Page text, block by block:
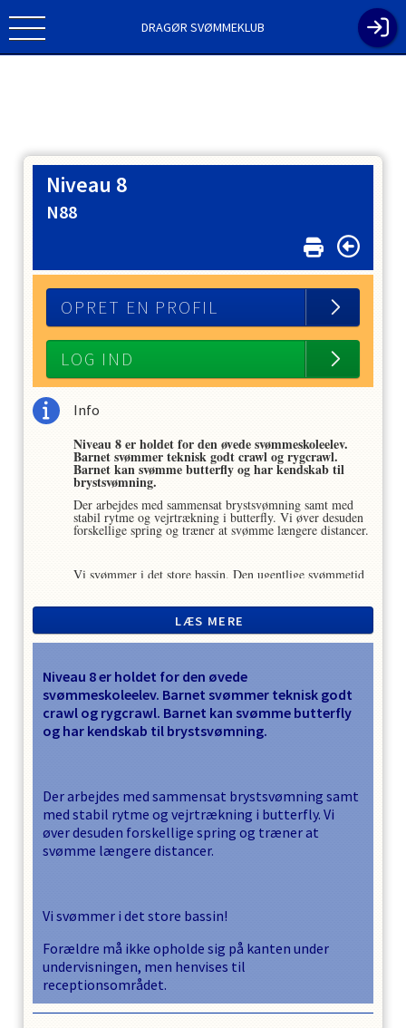
DRAGØR SVØMMEKLUB
Niveau 8
N88
OPRET EN PROFIL
LOG IND
Info
Niveau 8 er holdet for den øvede svømmeskoleelev.
Barnet svømmer teknisk godt crawl og rygcrawl.
Barnet kan svømme butterfly og har kendskab til
brystsvømning.
Der arbejdes med sammensat brystsvømning samt med
stabil rytme og vejrtrækning i butterfly. Vi øver desuden
forskellige spring og træner at svømme længere distancer.
Vi svømmer i det store bassin. Den ugentlige svømmetid
Forældre må ikke opholde sig på kanten under
undervisningen, men henvises til receptionsområdet.
LÆS MERE
Niveau 8 er holdet for den øvede
svømmeskoleelev. Barnet svømmer teknisk godt
crawl og rygcrawl. Barnet kan svømme butterfly
og har kendskab til brystsvømning.
Der arbejdes med sammensat brystsvømning samt
med stabil rytme og vejrtrækning i butterfly. Vi
øver desuden forskellige spring og træner at
svømme længere distancer.
Vi svømmer i det store bassin!
Forældre må ikke opholde sig på kanten under
undervisningen, men henvises til
receptionsområdet.